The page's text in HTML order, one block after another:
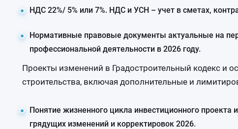
НДС 22%/ 5% или 7%. НДС и УСН – учет в сметах,
Нормативные правовые документы актуальные на
профессиональной деятельности в 2026 году.
Проекты изменений в Градостроительный кодекс и
строительства, включая дополнительные и
Понятие жизненного цикла инвестиционного проекта
грядущих изменений и корректировок 2026.